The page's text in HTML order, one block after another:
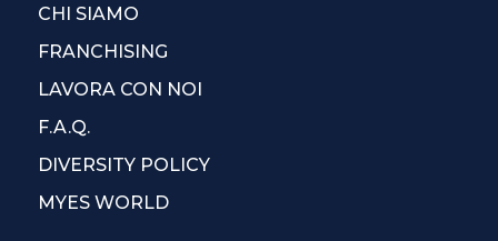
CHI SIAMO
FRANCHISING
LAVORA CON NOI
F.A.Q.
DIVERSITY POLICY
MYES WORLD